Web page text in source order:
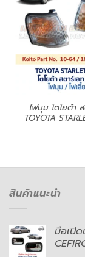
ไฟมุม โตโยต้า
TOYOTA
สินค้าแนะนำ
มือเปิด